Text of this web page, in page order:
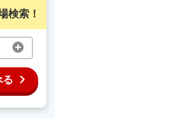
検索！
る